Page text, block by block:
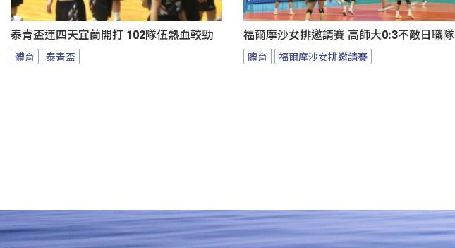
泰青盃連四天宜蘭開打 102隊伍熱血較勁
體育 泰青盃
福爾摩沙女排邀請賽 高師大0:3不敵日職隊
體育 福爾摩沙女排邀請賽